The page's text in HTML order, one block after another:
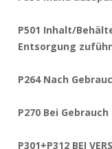
P501 Inhalt/
Entsorgung
P264 Nach
P270 Bei
P301+P312 BEI